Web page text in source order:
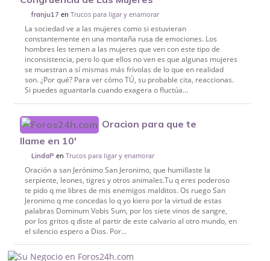
franju17 enTrucos para ligar y enamorar
La sociedad ve a las mujeres como si estuvieran
constantemente en una montaña rusa de emociones. Los
hombres les temen a las mujeres que ven con este tipo de
inconsistencia, pero lo que ellos no ven es que algunas mujeres
se muestran a sí mismas más frívolas de lo que en realidad
son. ¿Por qué? Para ver cómo TÚ, su probable cita, reaccionas.
Si puedes aguantarla cuando exagera o fluctúa...
Oracion para que te
llame en 10'
LindaP enTrucos para ligar y enamorar
Oración a san Jerónimo San Jeronimo, que humillaste la
serpiente, leones, tigres y otros animales.Tu q eres poderoso
te pido q me libres de mis enemigos malditos. Os ruego San
Jeronimo q me concedas lo q yo kiero por la virtud de estas
palabras Dominum Vobis Sum, por los siete vinos de sangre,
por los gritos q diste al partir de este calvario al otro mundo, en
el silencio espero a Dios. Por...